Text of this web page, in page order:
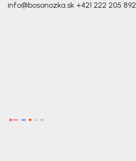
info@bosonozka.sk +421 222 205 892